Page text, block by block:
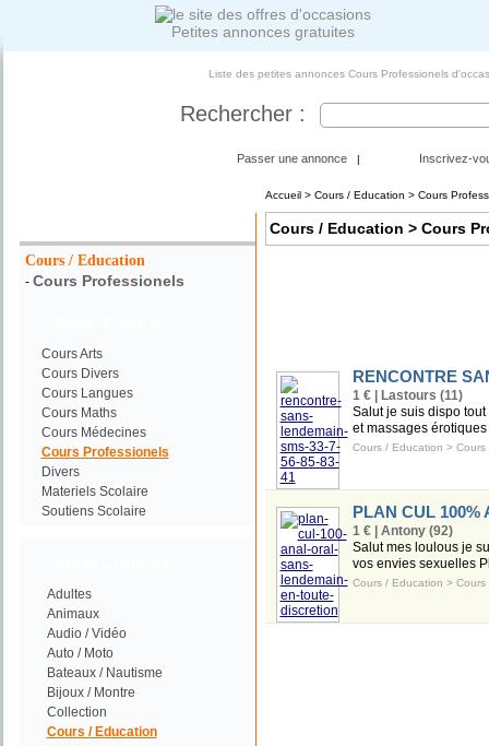
Petites annonces gratuites
Liste des petites annonces Cours Professionels
Rechercher :
Passer une annonce | Inscrivez-
Cours / Education
- Cours Professionels
Cours Arts
Cours Divers
Cours Langues
Cours Maths
Cours Médecines
Cours Professionels
Divers
Materiels Scolaire
Soutiens Scolaire
Adultes
Animaux
Audio / Vidéo
Auto / Moto
Bateaux / Nautisme
Bijoux / Montre
Collection
Cours / Education
Accueil> Cours / Education > Cours
Cours / Education > Cours
RENCONTRE
1 € | Lastours (11)
Salut je suis dispo
et massages
Cours / Education > Cours
PLAN CUL 100%
1 € | Antony (92)
Salut mes loulous je
vos envies sexuelles
Cours / Education > Cours